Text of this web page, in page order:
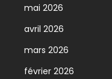
mai 2026
avril 2026
mars 2026
février 2026